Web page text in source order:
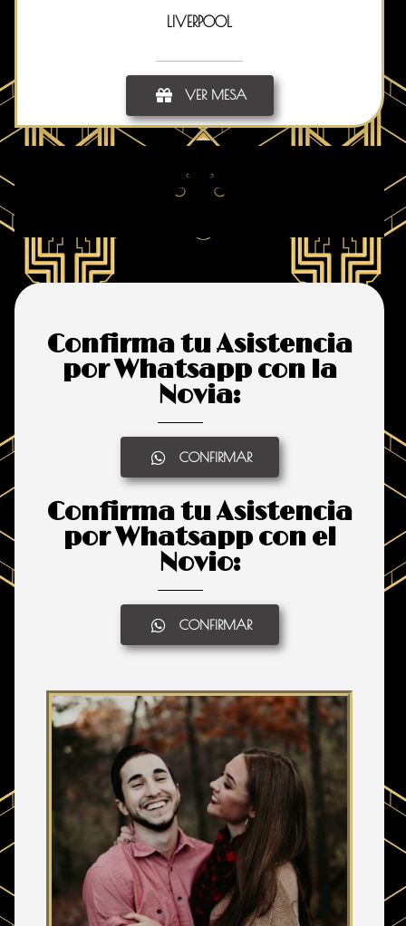
LIVERPOOL
VER MESA
Confirma tu Asistencia
por Whatsapp con la
Novia:
CONFIRMAR
Confirma tu Asistencia
por Whatsapp con el
Novio:
CONFIRMAR